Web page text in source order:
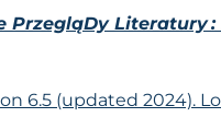
PrzegląDy Literatury
6.5 (updated 2024).